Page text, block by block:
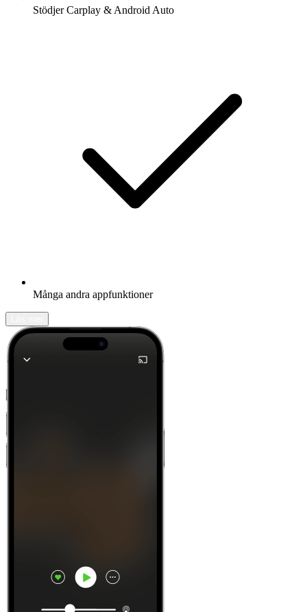
Stödjer Carplay & Android Auto
Många andra appfunktioner